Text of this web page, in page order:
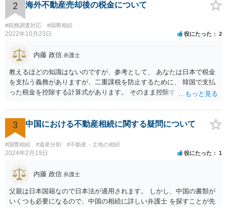
2 海外不動産売却後の税金について
#税務調査対応 #国際相続
2022年10月23日 役にたった 2
内藤 政信 弁護士
教えるほどの知識はないのですが、参考として、 あなたは日本で税金
を支払う義務がありますが、二重課税を防止するために、 韓国で支払
った税金を控除する計算式があります。 そのまま控除するわけではな
談にいかれて、確定申告時の知識を習得されるといい でしょう。
3 中国における不動産相続に関する疑問について
#国際相続 #遺産分割 #不動産・土地の相続
2024年2月19日 役にたった 1
内藤 政信 弁護士
父親は日本国籍なので日本法が適用されます。 しかし、中国の書類が
いくつも必要になるので、中国の相続に詳しい弁護士 を探すことが先